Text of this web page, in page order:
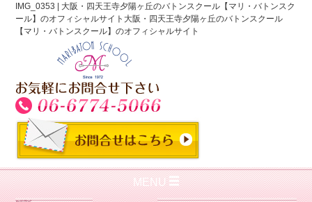
IMG_0353 | 大阪・四天王寺夕陽ヶ丘のバトンスクール【マリ・バトンスク
ール】のオフィシャルサイト大阪・四天王寺夕陽ヶ丘のバトンスクール
【マリ・バトンスクール】のオフィシャルサイト
MENU